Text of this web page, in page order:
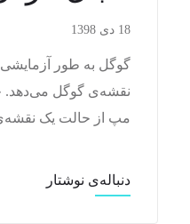
18 دی 1398
گوگل به طور آزمایشی
نقشه‌ی گوگل می‌دهد.
مپ از حالت یک
دنباله‌ی نوشتار